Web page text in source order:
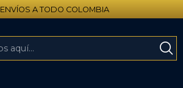
ENVÍOS A TODO COLOMBIA
Porta vasos Portavasos personalizados